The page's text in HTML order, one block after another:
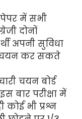
पेपर में सभी
दोनों
अपनी सुविधा
चयन कर सकते
चयन बोर्ड
बार परीक्षा में
भी प्रश्न